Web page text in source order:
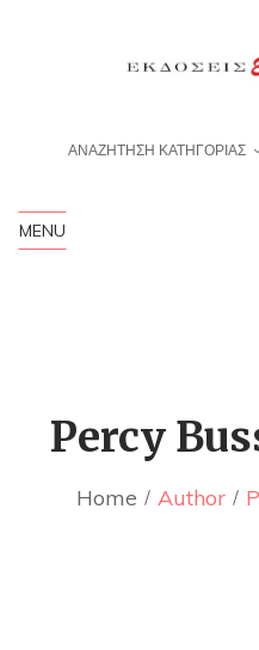
ΑΝΑΖΗΤΗΣΗ ΚΑΤΗΓΟΡΙΑΣ
MENU
Percy
Home Author